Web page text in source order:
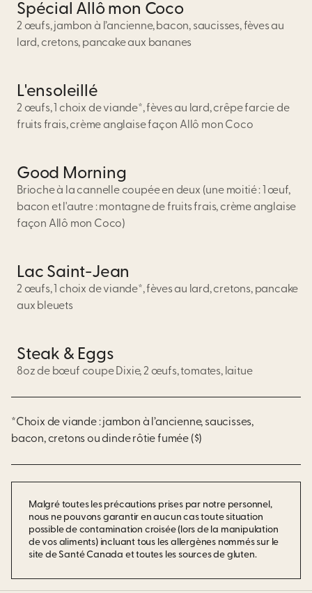
Malgré toutes les précautions prises par notre personnel,
nous ne pouvons garantir en aucun cas toute situation
possible de contamination croisée (lors de la manipulation
de vos aliments) incluant tous les allergènes nommés sur le
site de Santé Canada et toutes les sources de gluten.
Spécial Allô mon Coco
2 œufs, jambon à l’ancienne, bacon, saucisses, fèves au
lard, cretons, pancake aux bananes
L'ensoleillé
2 œufs, 1 choix de viande*, fèves au lard, crêpe farcie de
fruits frais, crème anglaise façon Allô mon Coco
Good Morning
Brioche à la cannelle coupée en deux (une moitié : 1 œuf,
bacon et l'autre : montagne de fruits frais, crème anglaise
façon Allô mon Coco)
Lac Saint-Jean
2 œufs, 1 choix de viande*, fèves au lard, cretons, pancake
aux bleuets
Steak & Eggs
8oz de bœuf coupe Dixie, 2 œufs, tomates, laitue
*Choix de viande : jambon à l’ancienne, saucisses,
bacon, cretons ou dinde rôtie fumée ($)